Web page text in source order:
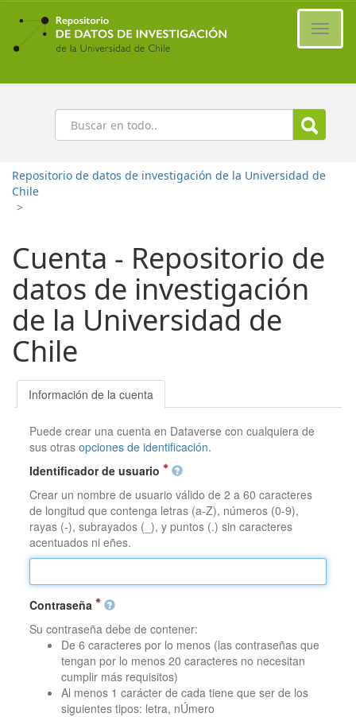
Ir
contenido
principal
Buscar
Repositorio de datos de investigación de la Universidad de
Chile
>
Cuenta - Repositorio de
datos de investigación
de la Universidad de
Chile
Información de la cuenta
Puede crear una cuenta en Dataverse con cualquiera de
sus otrasopciones de identificación.
Identificador de usuario
Crear un nombre de usuario válido de 2 a 60 caracteres
de longitud que contenga letras (a-Z), números (0-9),
rayas (-), subrayados (_), y puntos (.) sin caracteres
acentuados ni eñes.
Contraseña
Su contraseña debe de contener:
De 6 caracteres por lo menos (las contraseñas que
tengan por lo menos 20 caracteres no necesitan
cumplir más requisitos)
Al menos 1 carácter de cada tiene que ser de los
siguientes tipos: letra, nÚmero